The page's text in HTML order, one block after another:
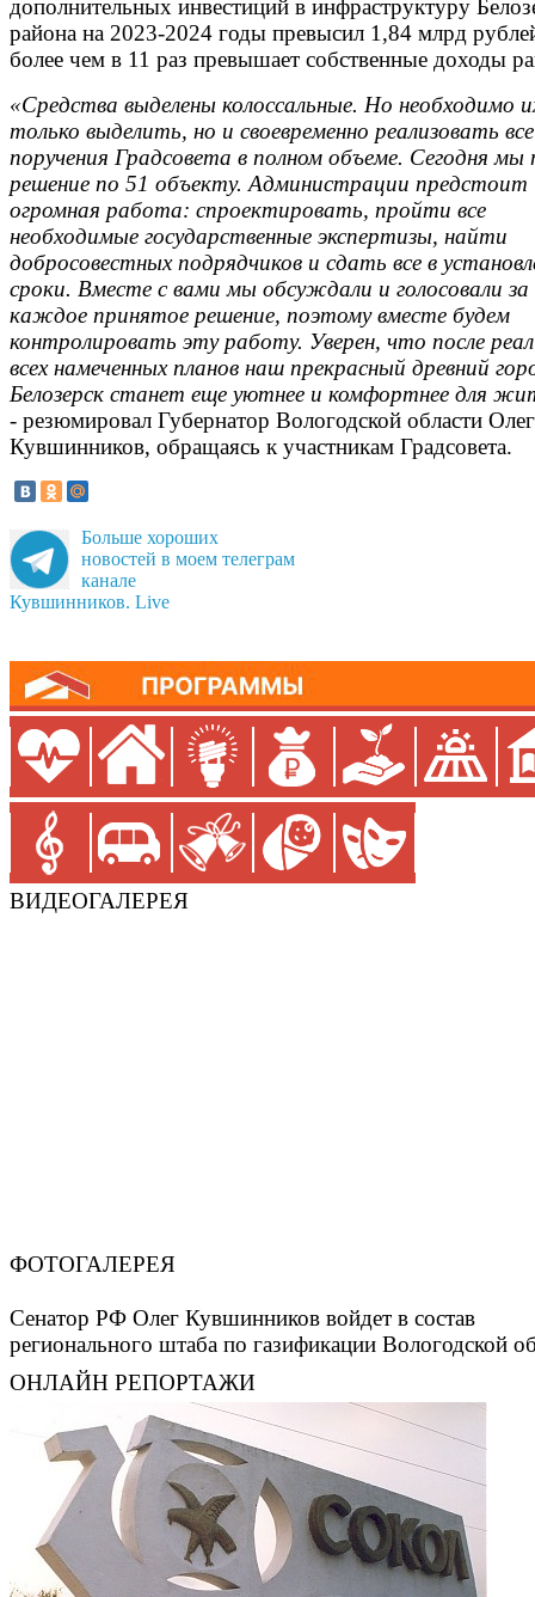
дополнительных инвестиций в инфраструктуру
района на 2023-2024 годы превысил 1,84 млрд
более чем в 11 раз превышает собственные доходы
«Средства выделены колоссальные. Но необходимо
только выделить, но и своевременно реализовать все
поручения Градсовета в полном объеме. Сегодня мы
решение по 51 объекту. Администрации предстоит
огромная работа: спроектировать, пройти все
необходимые государственные экспертизы, найти
добросовестных подрядчиков и сдать все в
сроки. Вместе с вами мы обсуждали и голосовали за
каждое принятое решение, поэтому вместе будем
контролировать эту работу. Уверен, что после
всех намеченных планов наш прекрасный древний
Белозерск станет еще уютнее и комфортнее для
- резюмировал Губернатор Вологодской области Олег
Кувшинников, обращаясь к участникам Градсовета.
Больше хороших
новостей в моем телеграм
канале
Кувшинников. Live
ВИДЕОГАЛЕРЕЯ
ФОТОГАЛЕРЕЯ
Сенатор РФ Олег Кувшинников войдет в состав
регионального штаба по газификации Вологодской
ОНЛАЙН РЕПОРТАЖИ